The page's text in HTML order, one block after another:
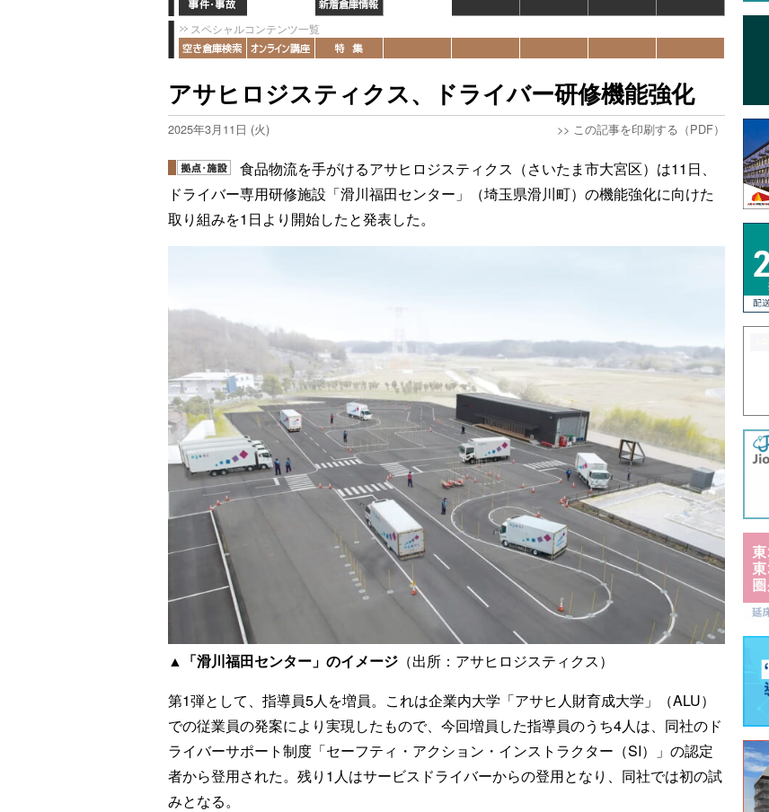
スペシャルコンテンツ一覧
アサヒロジスティクス、ドライバー研修機能強化
2025年3月11日 (火) >> この記事を印刷する（PDF）
食品物流を手がけるアサヒロジスティクス（さいたま市大宮区）は11日、
ドライバー専用研修施設「滑川福田センター」（埼玉県滑川町）の機能強化に向けた
取り組みを1日より開始したと発表した。
▲「滑川福田センター」のイメージ （出所：アサヒロジスティクス）
第1弾として、指導員5人を増員。これは企業内大学「アサヒ人財育成大学」（ALU）
での従業員の発案により実現したもので、今回増員した指導員のうち4人は、同社のド
ライバーサポート制度「セーフティ・アクション・インストラクター（SI）」の認定
者から登用された。残り1人はサービスドライバーからの登用となり、同社では初の試
みとなる。